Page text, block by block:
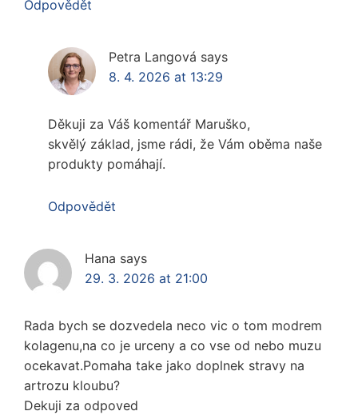
Odpovědět
Petra Langová says
8. 4. 2026 at 13:29
Děkuji za Váš komentář Maruško,
skvělý základ, jsme rádi, že Vám oběma naše
produkty pomáhají.
Odpovědět
Hana says
29. 3. 2026 at 21:00
Rada bych se dozvedela neco vic o tom modrem
kolagenu,na co je urceny a co vse od nebo muzu
ocekavat.Pomaha take jako doplnek stravy na
artrozu kloubu?
Dekuji za odpoved